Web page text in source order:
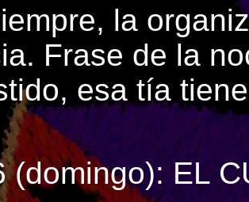
la
Frase de la
esa tía
(domingo): EL